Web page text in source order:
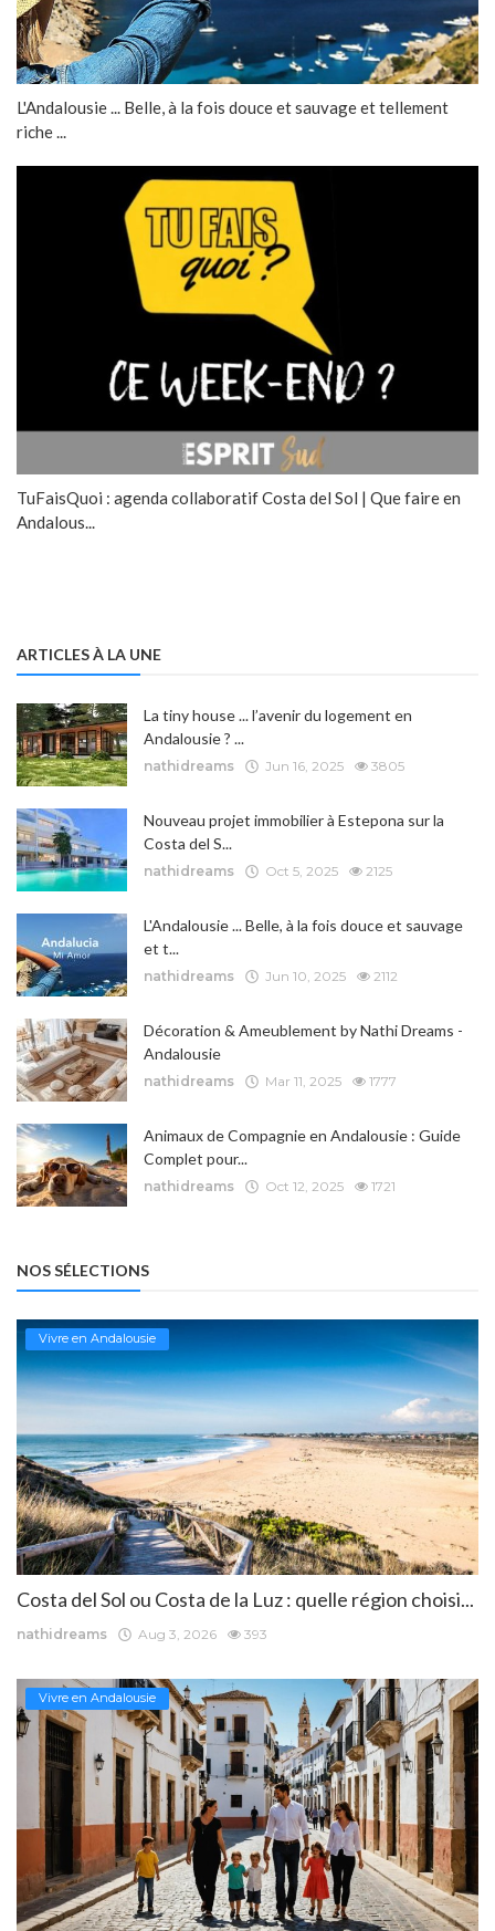
L'Andalousie ... Belle, à la fois douce et sauvage et tellement
riche ...
TuFaisQuoi : agenda collaboratif Costa del Sol | Que faire en
Andalous...
ARTICLES À LA UNE
La tiny house ... l’avenir du logement en
Andalousie ? ...
nathidreams Jun 16, 2025 3805
Nouveau projet immobilier à Estepona sur la
Costa del S...
nathidreams Oct 5, 2025 2125
L'Andalousie ... Belle, à la fois douce et sauvage
et t...
nathidreams Jun 10, 2025 2112
Décoration & Ameublement by Nathi Dreams -
Andalousie
nathidreams Mar 11, 2025 1777
Animaux de Compagnie en Andalousie : Guide
Complet pour...
nathidreams Oct 12, 2025 1721
NOS SÉLECTIONS
Vivre en Andalousie
Costa del Sol ou Costa de la Luz : quelle région choisi...
nathidreams Aug 3, 2026 393
Vivre en Andalousie